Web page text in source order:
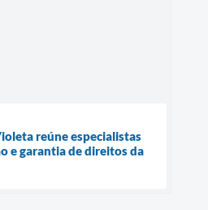
reúne especialistas
e garantia de direitos da